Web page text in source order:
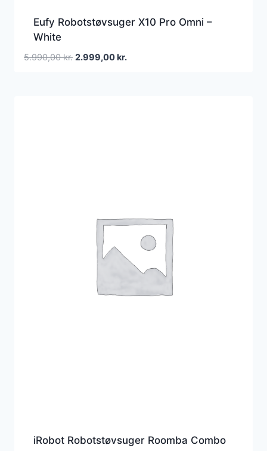
Eufy Robotstøvsuger X10 Pro Omni –
White
5.990,00kr. Den
2.999,00 kr.Den
iRobot Robotstøvsuger Roomba Combo